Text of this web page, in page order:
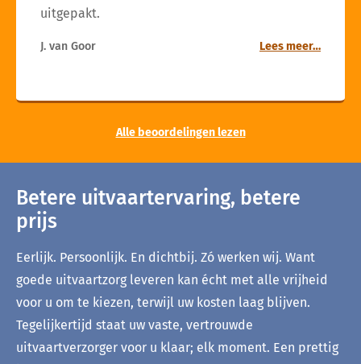
uitgepakt.
J. van Goor Lees meer…
Alle beoordelingen lezen
Betere uitvaartervaring, betere
prijs
Eerlijk. Persoonlijk. En dichtbij. Zó werken wij. Want
goede uitvaartzorg leveren kan écht met alle vrijheid
voor u om te kiezen, terwijl uw kosten laag blijven.
Tegelijkertijd staat uw vaste, vertrouwde
uitvaartverzorger voor u klaar; elk moment. Een prettig